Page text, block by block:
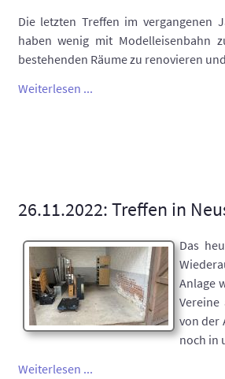
Die letzten Treffen im vergangenen
haben wenig mit Modelleisenbahn
bestehenden Räume zu renovieren
Weiterlesen ...
26.11.2022: Treffen in
Das
Anlage
von der
noch in
Weiterlesen ...